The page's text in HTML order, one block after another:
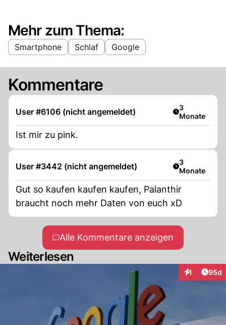
Mehr zum Thema:
Smartphone Schlaf Google
Kommentare
User #6106 (nicht angemeldet) Artikel
3
Monate
Ist mir zu pink.
User #3442 (nicht angemeldet) Artikel
3
Monate
Gut so kaufen kaufen kaufen, Palanthir
braucht noch mehr Daten von euch xD
Alle Kommentare anzeigen
Weiterlesen
1
Interaktionen
95d